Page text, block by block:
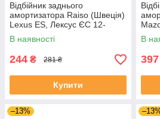
Відбійник заднього
амортизатора Raiso (Швеція)
Lexus ES, Лексус ЄС 12-
#RK48341 UAFEZFB4
В наявності
244 ₴ 281 ₴
Купити
18 -
В
397
–13%